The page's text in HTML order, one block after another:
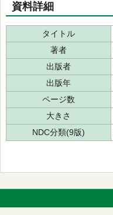
資料詳細
タイトル
著者
出版者
出版年
ページ数
大きさ
NDC分類(9版)